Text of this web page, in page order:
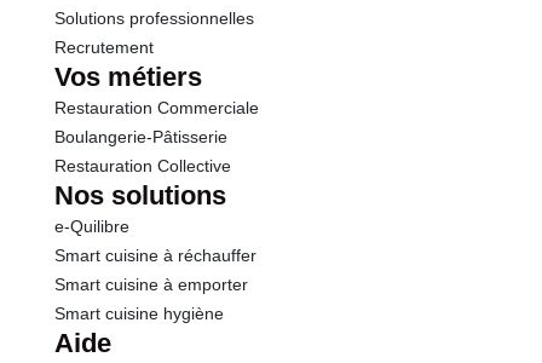
Solutions professionnelles
Recrutement
Vos métiers
Restauration Commerciale
Boulangerie-Pâtisserie
Restauration Collective
Nos solutions
e-Quilibre
Smart cuisine à réchauffer
Smart cuisine à emporter
Smart cuisine hygiène
Aide